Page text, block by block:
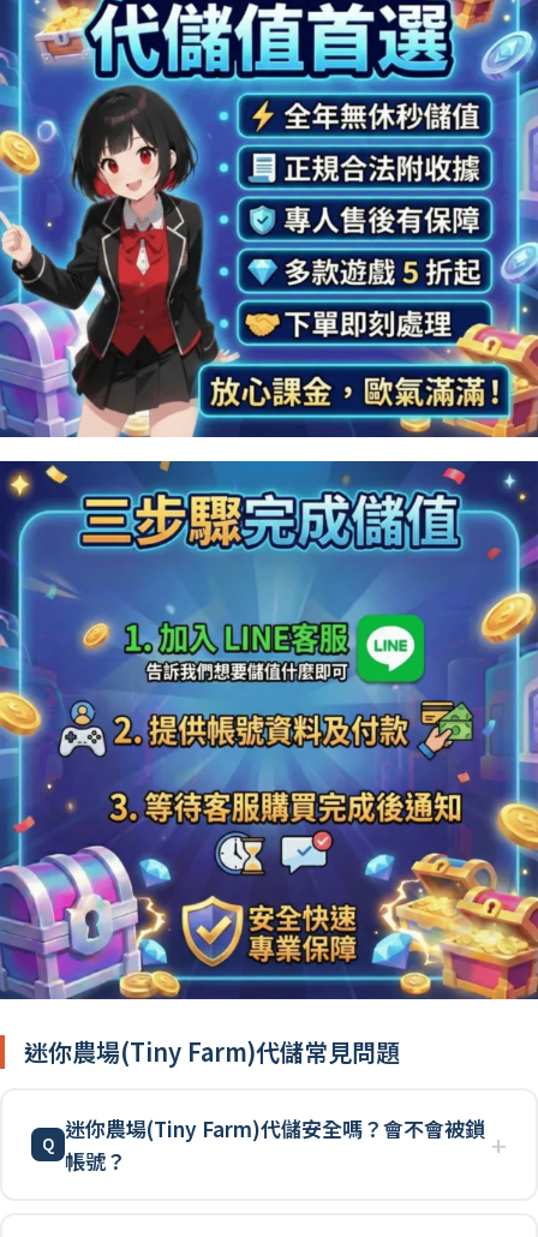
迷你農場(Tiny Farm)代儲常見問題
迷你農場(Tiny Farm)代儲安全嗎？會不會被鎖
帳號？